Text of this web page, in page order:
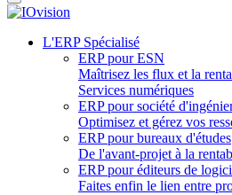
L'ERP Spécialisé
ERP pour ESN
Maîtrisez les flux et la
Services numériques
ERP pour société
Optimisez et gérez vos
ERP pour bureaux d'études
De l'avant-projet à la
ERP pour éditeurs de
Faites enfin le lien entre